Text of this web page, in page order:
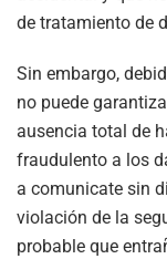
de tratamiento de
Sin embargo,
no puede
ausencia total de
fraudulento a los
a comunicate sin
violación de la
probable que